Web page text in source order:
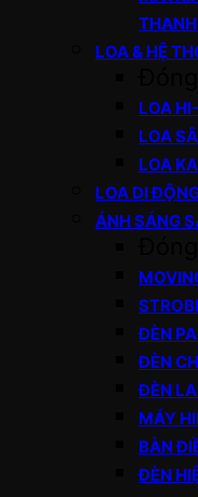
THANH
LOA & HỆ
LOA
LOA
LOA
LOA DI
ÁNH SÁNG
ĐÈN
ĐÈN
ĐÈN
MÁY
BÀN
ĐÈN